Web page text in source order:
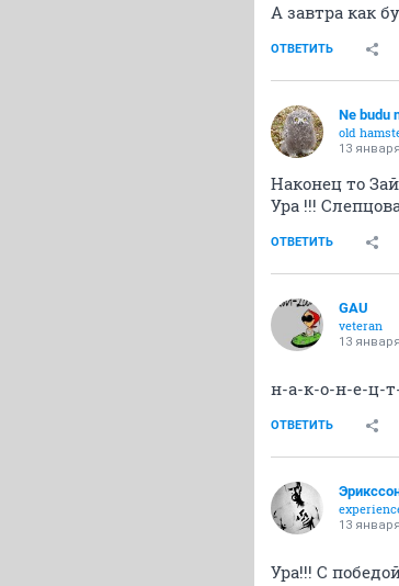
А завтра как
ОТВЕТИТЬ
Ne budu
old
13
Наконец то
Ура !!!
ОТВЕТИТЬ
GAU
veteran
13
н-а-к-о-н-е-ц-
ОТВЕТИТЬ
13
Ура!!! С